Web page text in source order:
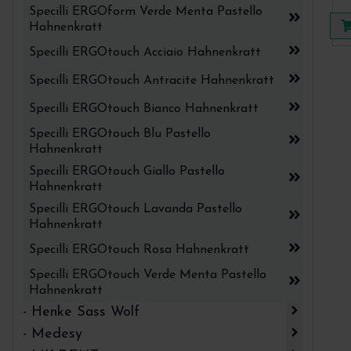
Mathieu - Porta Aghi - Castroviejo Serie
Durogrip® Aesculap
Mathieu - Porta Aghi Aesculap
Micro Chirurgia Aesculap
Modellazione Composito Aesculap
Ortodonzia Aesculap BBraun
implantologia Aesculap
inferiore
superiore
Pinze ossivore Aesculap
Pinzette Aesculap
Pinzette Chirurgiche Aesculap
Specilli ERGOform Verde Menta Pastello
Hahnenkratt
Specilli ERGOtouch Acciaio Hahnenkratt
Specilli ERGOtouch Antracite Hahnenkratt
Specilli ERGOtouch Bianco Hahnenkratt
Specilli ERGOtouch Blu Pastello
Hahnenkratt
Specilli ERGOtouch Giallo Pastello
Hahnenkratt
Specilli ERGOtouch Lavanda Pastello
Hahnenkratt
Specilli ERGOtouch Rosa Hahnenkratt
Specilli ERGOtouch Verde Menta Pastello
Hahnenkratt
- Henke Sass Wolf
Siringhe per Anestesia
- Medesy